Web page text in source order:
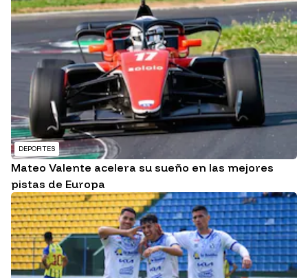
DEPORTES
Mateo Valente acelera su sueño en las mejores
pistas de Europa